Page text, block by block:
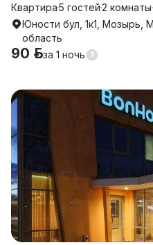
2х
Квартира5 гостей2 комнаты
Юности бул, 1к1, Мозырь,
область
90 р.за 1 ночь